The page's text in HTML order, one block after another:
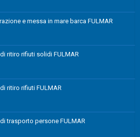
e messa in mare barca FULMAR
ritiro rifiuti solidi FULMAR
ritiro rifiuti FULMAR
trasporto persone FULMAR